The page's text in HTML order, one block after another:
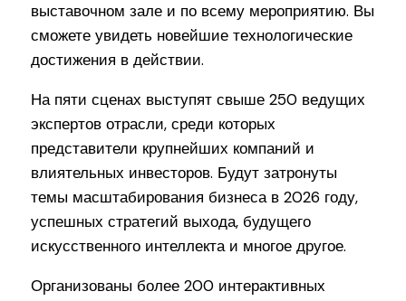
выставочном зале и по всему мероприятию. Вы
сможете увидеть новейшие технологические
достижения в действии.
На пяти сценах выступят свыше 250 ведущих
экспертов отрасли, среди которых
представители крупнейших компаний и
влиятельных инвесторов. Будут затронуты
темы масштабирования бизнеса в 2026 году,
успешных стратегий выхода, будущего
искусственного интеллекта и многое другое.
Организованы более 200 интерактивных